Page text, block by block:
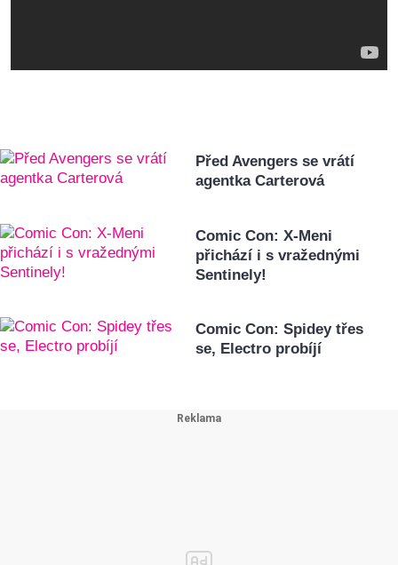
Před Avengers se vrátí
agentka Carterová
Comic Con: X-Meni
přichází i s vražednými
Sentinely!
Comic Con: Spidey třes
se, Electro probíjí